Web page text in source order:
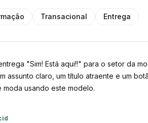
Transacional Entrega
"Sim! Está aqui!!" para o setor da
assunto claro, um título atraente e um
usando este modelo.